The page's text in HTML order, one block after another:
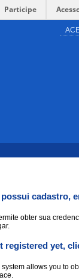
Participe
cadastro,
obter sua
registered yet,
allows you to